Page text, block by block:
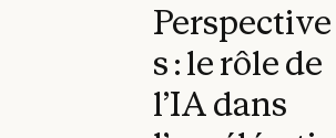
Perspective
s : le rôle de
l’IA dans